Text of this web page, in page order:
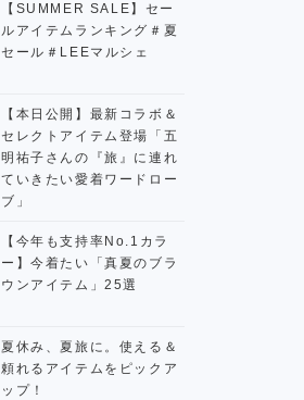
【SUMMER SALE】セー
ルアイテムランキング＃夏
セール＃LEEマルシェ
【本日公開】最新コラボ＆
セレクトアイテム登場「五
明祐子さんの『旅』に連れ
ていきたい愛着ワードロー
ブ」
【今年も支持率No.1カラ
ー】今着たい「真夏のブラ
ウンアイテム」25選
夏休み、夏旅に。使える＆
頼れるアイテムをピックア
ップ！